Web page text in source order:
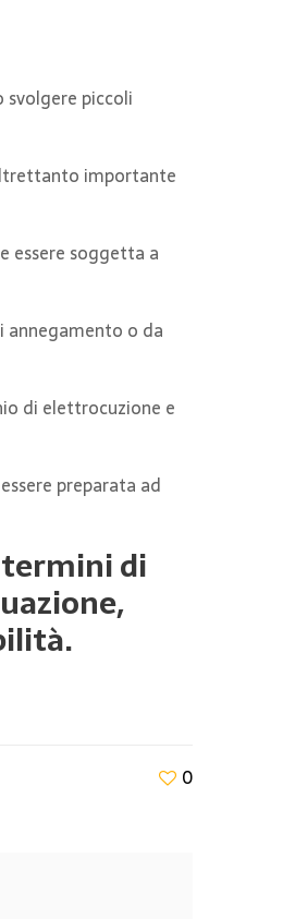
svolgere piccoli
importante
essere soggetta a
annegamento o da
di elettrocuzione e
preparata ad
di
0